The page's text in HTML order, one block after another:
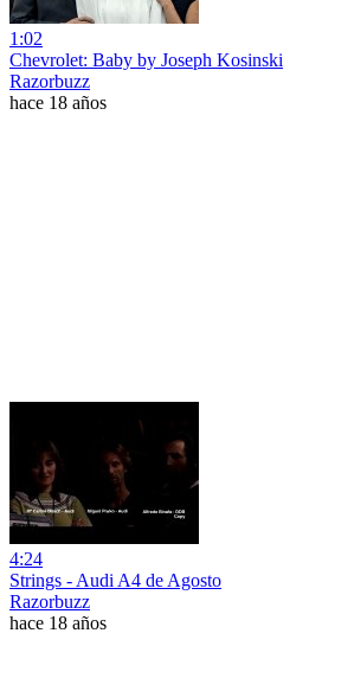
1:02
Chevrolet: Baby by Joseph Kosinski
Razorbuzz
hace 18 años
4:24
Strings - Audi A4 de Agosto
Razorbuzz
hace 18 años